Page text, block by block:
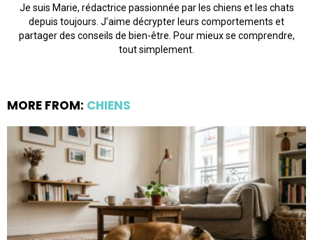
Je suis Marie, rédactrice passionnée par les chiens et les chats
depuis toujours. J’aime décrypter leurs comportements et
partager des conseils de bien-être. Pour mieux se comprendre,
tout simplement.
MORE FROM: CHIENS